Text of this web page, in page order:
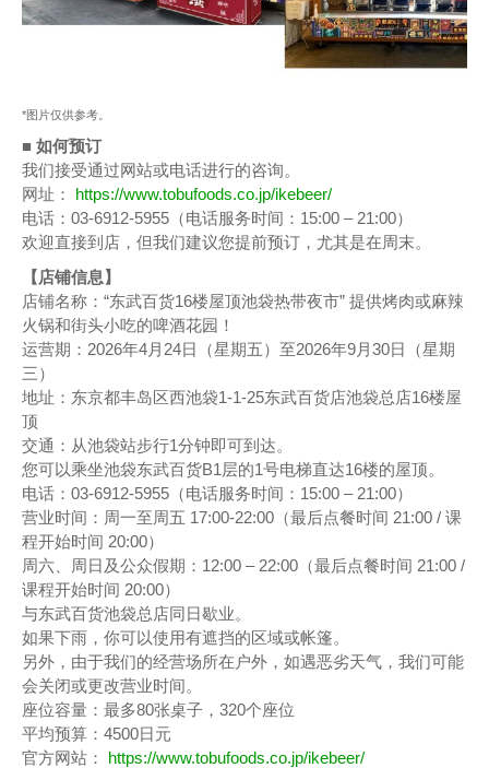
*图片仅供参考。
■ 如何预订
我们接受通过网站或电话进行的咨询。
网址： https://www.tobufoods.co.jp/ikebeer/
电话：03-6912-5955（电话服务时间：15:00 – 21:00）
欢迎直接到店，但我们建议您提前预订，尤其是在周末。
【店铺信息】
店铺名称：“东武百货16楼屋顶池袋热带夜市” 提供烤肉或麻辣
火锅和街头小吃的啤酒花园！
运营期：2026年4月24日（星期五）至2026年9月30日（星期
三）
地址：东京都丰岛区西池袋1-1-25东武百货店池袋总店16楼屋
顶
交通：从池袋站步行1分钟即可到达。
您可以乘坐池袋东武百货B1层的1号电梯直达16楼的屋顶。
电话：03-6912-5955（电话服务时间：15:00 – 21:00）
营业时间：周一至周五 17:00-22:00（最后点餐时间 21:00 / 课
程开始时间 20:00）
周六、周日及公众假期：12:00 – 22:00（最后点餐时间 21:00 /
课程开始时间 20:00）
与东武百货池袋总店同日歇业。
如果下雨，你可以使用有遮挡的区域或帐篷。
另外，由于我们的经营场所在户外，如遇恶劣天气，我们可能
会关闭或更改营业时间。
座位容量：最多80张桌子，320个座位
平均预算：4500日元
官方网站： https://www.tobufoods.co.jp/ikebeer/